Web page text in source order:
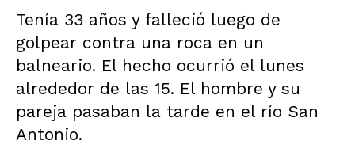
Tenía 33 años y falleció luego de
golpear contra una roca en un
balneario. El hecho ocurrió el lunes
alrededor de las 15. El hombre y su
pareja pasaban la tarde en el río San
Antonio.